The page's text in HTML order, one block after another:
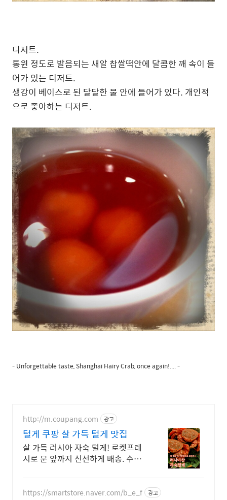
디저트.
통윈 정도로 발음되는 새알 찹쌀떡안에 달콤한 깨 속이 들
어가 있는 디저트.
생강이 베이스로 된 달달한 물 안에 들어가 있다. 개인적
으로 좋아하는 디저트.
- Unforgettable taste, Shanghai Hairy Crab, once again!.... -
http://m.coupang.com 광고
털게 쿠팡 살 가득 털게 맛집
살 가득 러시아 자숙 털게! 로켓프레
시로 문 앞까지 신선하게 배송. 수율
https://smartstore.naver.com/b_e_f 광고